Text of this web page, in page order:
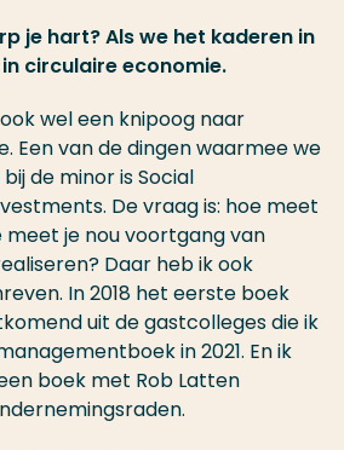
je hart? Als we het kaderen in
circulaire economie.
wel een knipoog naar
Een van de dingen waarmee we
de minor is Social
De vraag is: hoe meet
meet je nou voortgang van
Daar heb ik ook
In 2018 het eerste boek
uit de gastcolleges die ik
in 2021. En ik
boek met Rob Latten